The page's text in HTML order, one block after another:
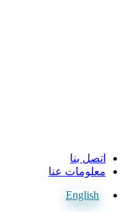
اتصل بنا
معلومات عنا
English